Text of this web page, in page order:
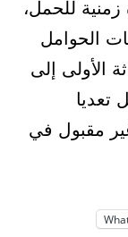
زمنية للحمل،
الحوامل
الأولى إلى
تعديا
غير مقبول في